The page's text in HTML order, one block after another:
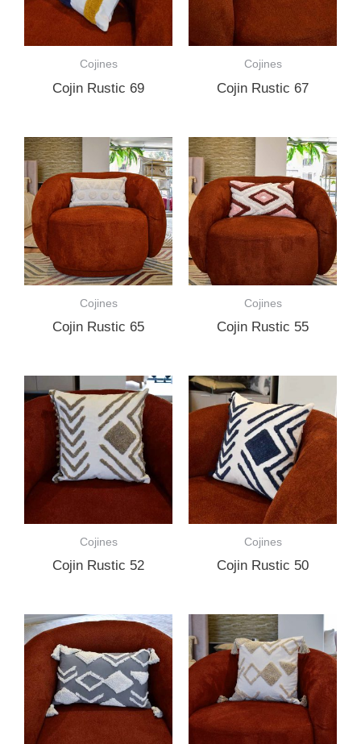
Cojines
Cojin Rustic 69
Cojines
Cojin Rustic 67
Cojines
Cojin Rustic 65
Cojines
Cojin Rustic 55
Cojines
Cojin Rustic 52
Cojines
Cojin Rustic 50